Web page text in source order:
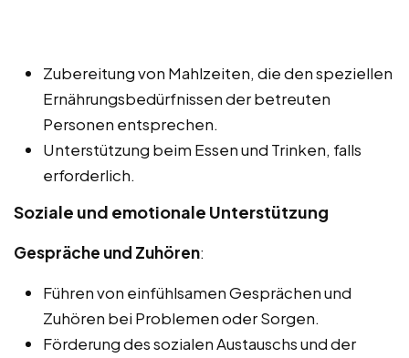
Zubereitung von Mahlzeiten, die den speziellen
Ernährungsbedürfnissen der betreuten
Personen entsprechen.
Unterstützung beim Essen und Trinken, falls
erforderlich.
Soziale und emotionale Unterstützung
Gespräche und Zuhören:
Führen von einfühlsamen Gesprächen und
Zuhören bei Problemen oder Sorgen.
Förderung des sozialen Austauschs und der